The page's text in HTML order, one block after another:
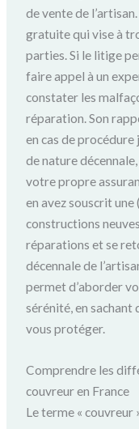
de vente de
gratuite qui vise à
parties. Si le litige
faire appel à un
constater les
réparation. Son
en cas de
de nature
votre propre
en avez souscrit
constructions
réparations et se
décennale de
permet d’aborder
sérénité, en sachant
vous protéger.
Comprendre les
couvreur en France
Le terme « couvreur